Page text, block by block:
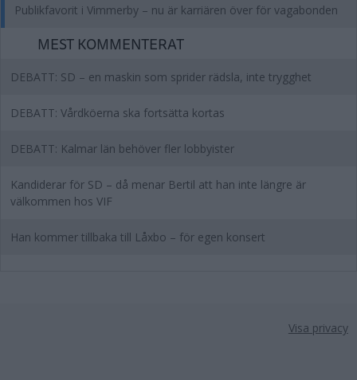
Publikfavorit i Vimmerby – nu är karriären över för vagabonden
MEST KOMMENTERAT
DEBATT: SD – en maskin som sprider rädsla, inte trygghet
DEBATT: Vårdköerna ska fortsätta kortas
DEBATT: Kalmar län behöver fler lobbyister
Kandiderar för SD – då menar Bertil att han inte längre är
välkommen hos VIF
Han kommer tillbaka till Låxbo – för egen konsert
Visa privacy